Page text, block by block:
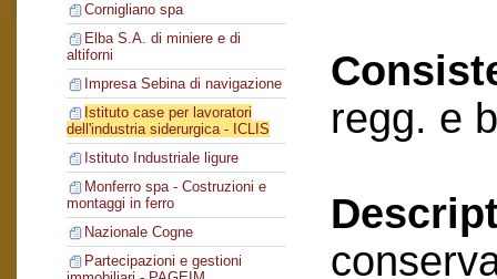
Cornigliano spa
Elba S.A. di miniere e di
altiforni
Impresa Sebina di navigazione
Istituto case per lavoratori
dell'industria siderurgica - ICLIS
Istituto Industriale ligure
Monferro spa - Costruzioni e
montaggi in ferro
Nazionale Cogne
Partecipazioni e gestioni
regg. e